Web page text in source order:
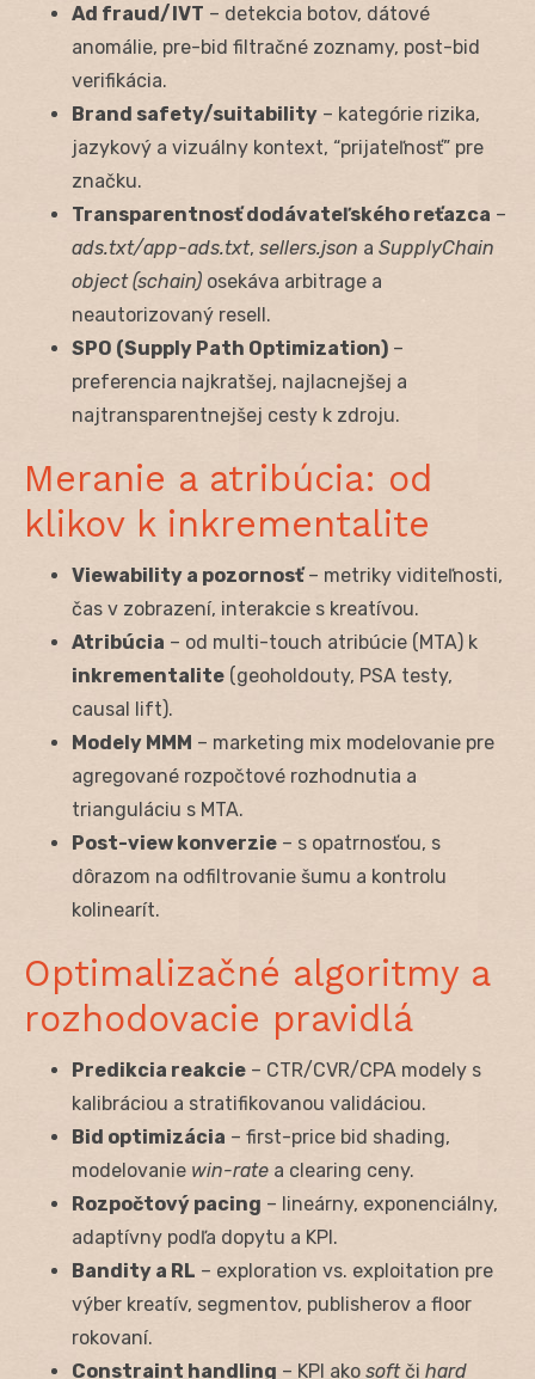
Ad fraud/IVT – detekcia botov, dátové
anomálie, pre-bid filtračné zoznamy, post-bid
verifikácia.
Brand safety/suitability – kategórie rizika,
jazykový a vizuálny kontext, “prijateľnosť” pre
značku.
Transparentnosť dodávateľského reťazca –
ads.txt/app-ads.txt, sellers.json a SupplyChain
object (schain) osekáva arbitrage a
neautorizovaný resell.
SPO (Supply Path Optimization) –
preferencia najkratšej, najlacnejšej a
najtransparentnejšej cesty k zdroju.
Meranie a atribúcia: od
klikov k inkrementalite
Viewability a pozornosť– metriky viditeľnosti,
čas v zobrazení, interakcie s kreatívou.
Atribúcia – od multi-touch atribúcie (MTA) k
inkrementalite (geoholdouty, PSA testy,
causal lift).
Modely MMM – marketing mix modelovanie pre
agregované rozpočtové rozhodnutia a
trianguláciu s MTA.
Post-view konverzie – s opatrnosťou, s
dôrazom na odfiltrovanie šumu a kontrolu
kolinearít.
Optimalizačné algoritmy a
rozhodovacie pravidlá
Predikcia reakcie – CTR/CVR/CPA modely s
kalibráciou a stratifikovanou validáciou.
Bid optimizácia – first-price bid shading,
modelovanie win-rate a clearing ceny.
Rozpočtový pacing – lineárny, exponenciálny,
adaptívny podľa dopytu a KPI.
Bandity a RL – exploration vs. exploitation pre
výber kreatív, segmentov, publisherov a floor
rokovaní.
Constraint handling – KPI ako softči hard